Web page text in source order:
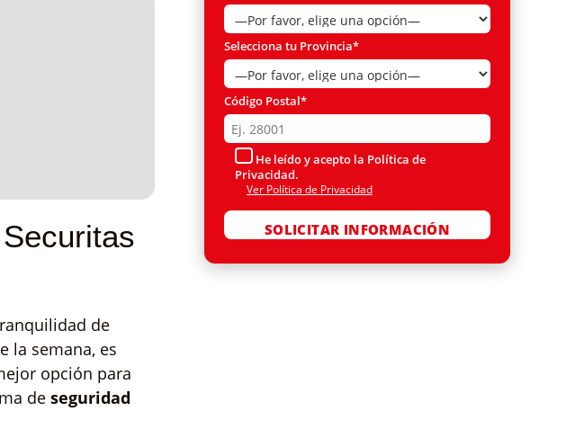
de
la semana, es
opción para
de seguridad
Selecciona tu Provincia*
Código Postal*
He leído y acepto la Política de
Privacidad.
Ver Política de Privacidad
Por favor, deja este campo vacío.